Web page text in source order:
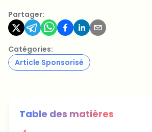
Partager:
Catégories:
Article Sponsorisé
Table des matières